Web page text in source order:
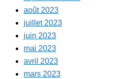
août 2023
juillet 2023
juin 2023
mai 2023
avril 2023
mars 2023